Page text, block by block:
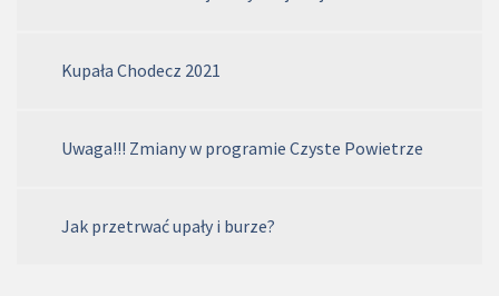
Kupała Chodecz 2021
Uwaga!!! Zmiany w programie Czyste Powietrze
Jak przetrwać upały i burze?